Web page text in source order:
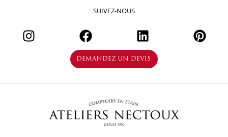
SUIVEZ-NOUS
DEMANDEZ UN DEVIS